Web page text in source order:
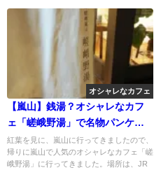
オシャレなカフェ
【嵐山】銭湯？オシャレなカフ
ェ「嵯峨野湯」で名物パンケー
キ！
紅葉を見に、嵐山に行ってきましたので、
帰りに嵐山で人気のオシャレなカフェ「嵯
峨野湯」に行ってきました。場所は、JR